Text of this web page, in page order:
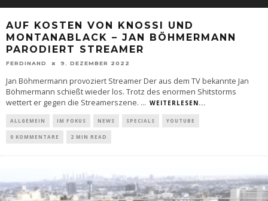
AUF KOSTEN VON KNOSSI UND
MONTANABLACK – JAN BÖHMERMANN
PARODIERT STREAMER
FERDINAND 9. DEZEMBER 2022
Jan Böhmermann provoziert Streamer Der aus dem TV bekannte Jan
Böhmermann schießt wieder los. Trotz des enormen Shitstorms
wettert er gegen die Streamerszene. ... WEITERLESEN...
ALLGEMEIN IM FOKUS NEWS SPECIALS YOUTUBE
0 KOMMENTARE 2 MIN READ